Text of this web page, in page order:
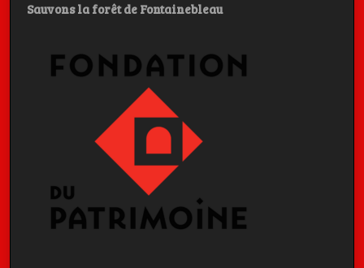
Sauvons la forêt de Fontainebleau